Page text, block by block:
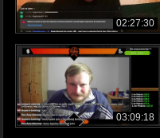
02:27:30
03:09:18